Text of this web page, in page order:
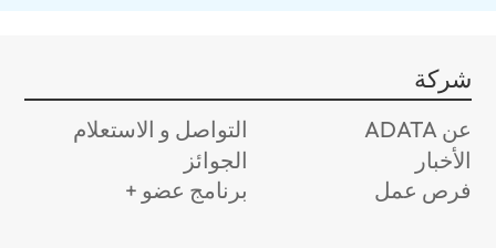
شركة
عن ADATA
التواصل و الاستعلام
الأخبار
الجوائز
فرص عمل
برنامج عضو +